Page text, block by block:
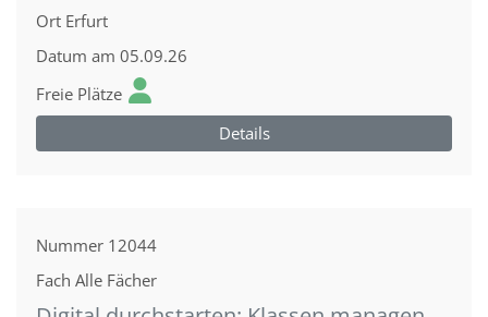
Ort Erfurt
Datum am 05.09.26
Freie Plätze
Details
Nummer 12044
Fach Alle Fächer